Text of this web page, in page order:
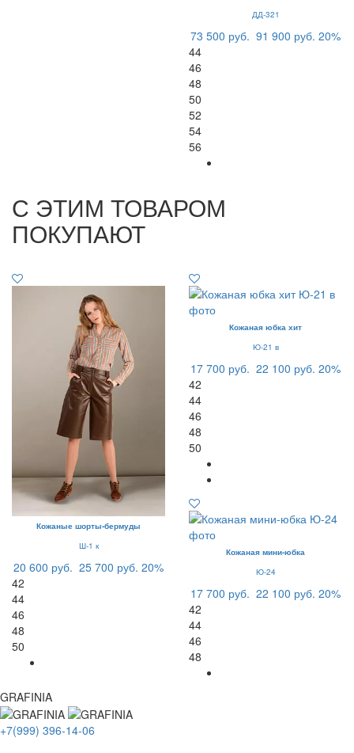
ДД-321
73 500 руб. 91 900 руб. 20%
44
46
48
50
52
54
56
С ЭТИМ ТОВАРОМ
ПОКУПАЮТ
Кожаные шорты-бермуды
Ш-1 к
20 600 руб. 25 700 руб. 20%
42
44
46
48
50
Кожаная юбка хит
Ю-21 в
17 700 руб. 22 100 руб. 20%
42
44
46
48
50
Кожаная мини-юбка
Ю-24
17 700 руб. 22 100 руб. 20%
42
44
46
48
GRAFINIA
+7(999) 396-14-06